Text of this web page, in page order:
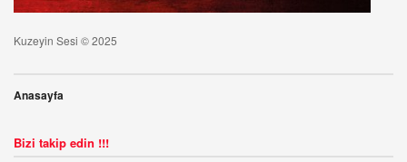
Kuzeyin Sesi © 2025
Anasayfa
Bizi takip edin !!!